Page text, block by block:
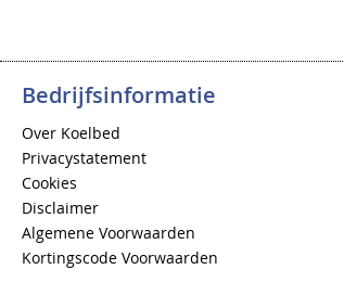
Bedrijfsinformatie
Over Koelbed
Privacystatement
Cookies
Disclaimer
Algemene Voorwaarden
Kortingscode Voorwaarden